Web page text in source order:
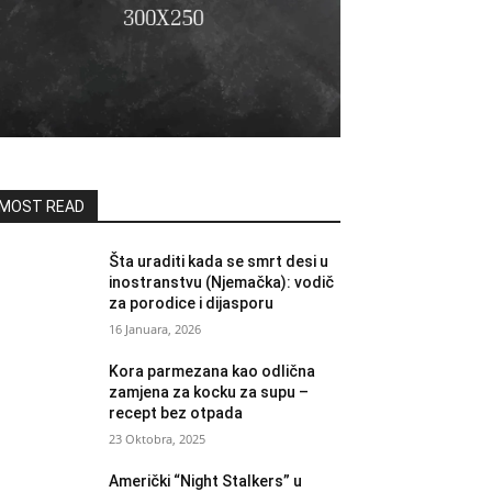
READ
Šta uraditi kada se smrt desi u
inostranstvu (Njemačka): vodič
za porodice i dijasporu
16 Januara, 2026
Kora parmezana kao odlična
zamjena za kocku za supu –
recept bez otpada
23 Oktobra, 2025
Američki “Night Stalkers” u